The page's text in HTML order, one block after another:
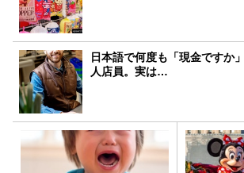
日本語で何度も「現金ですか
人店員。実は…